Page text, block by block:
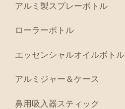
アルミ製スプレーボトル
ローラーボトル
エッセンシャルオイルボトル
アルミジャー＆ケース
鼻用吸入器スティック